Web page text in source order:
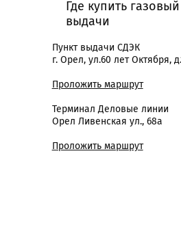
Где купить
выдачи
Пункт выдачи СДЭК
г. Орел, ул.60 лет Октября,
Проложить маршрут
Терминал Деловые линии
Орел Ливенская ул., 68а
Проложить маршрут